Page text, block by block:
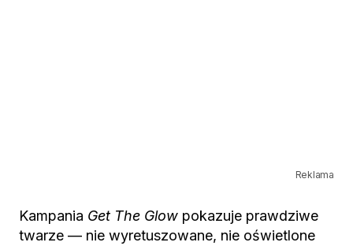
Reklama
Kampania Get The Glow pokazuje prawdziwe
twarze — nie wyretuszowane, nie oświetlone